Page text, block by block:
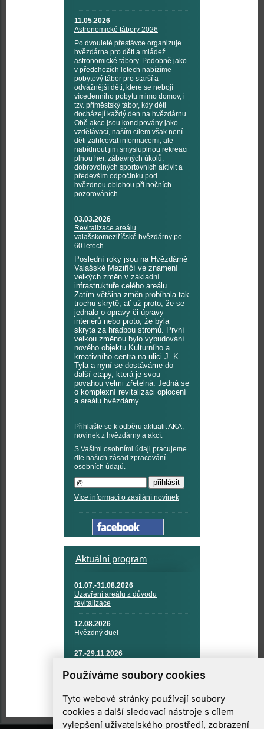
Používáme soubory cookies
Tyto webové stránky používají soubory
cookies a další sledovací nástroje s cílem
vylepšení uživatelského prostředí, zobrazení
11.05.2026
Astronomické tábory 2026
Po dvouleté přestávce organizuje
hvězdárna pro děti a mládež
astronomické tábory. Podobně jako
v předchozích letech nabízíme
pobytový tábor pro starší a
odvážnější děti, které se nebojí
vícedenního pobytu mimo domov, i
tzv. příměstský tábor, kdy děti
docházejí každý den na hvězdárnu.
Obě akce jsou koncipovány jako
vzdělávací, naším cílem však není
děti zahlcovat informacemi, ale
nabídnout jim smysluplnou rekreaci
plnou her, zábavných úkolů,
dobrovolných sportovních aktivit a
především odpočinku pod
hvězdnou oblohou při nočních
pozorováních.
03.03.2026
Revitalizace areálu
valašskomeziříčské hvězdárny po
60 letech
Poslední roky jsou na Hvězdárně
Valašské Meziříčí ve znamení
velkých změn v základní
infrastruktuře celého areálu.
Zatím většina změn probíhala tak
trochu skrytě, ať už proto, že se
jednalo o opravy či úpravy
interiérů nebo proto, že byla
skryta za hradbou stromů. První
velkou změnou bylo vybudování
nového objektu Kulturního a
kreativního centra na ulici J. K.
Tyla a nyní se dostáváme do
další etapy, která je svou
povahou velmi zřetelná. Jedná se
o komplexní revitalizaci oplocení
a areálu hvězdárny.
Přihlašte se k odběru aktualit AKA,
novinek z hvězdárny a akcí:
S Vašimi osobními údaji pracujeme
dle našich zásad zpracování
osobních údajů.
Více informací o zasílání novinek
Aktuální program
01.07.-31.08.2026
Uzavření areálu z důvodu
revitalizace
12.08.2026
Hvězdný duel
27.-29.11.2026
TECHNIKA A KOSMICKÉ
TECHNOLOGIE